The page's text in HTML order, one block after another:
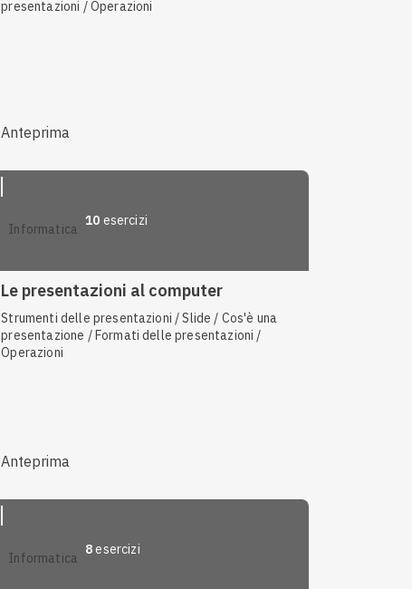
presentazioni / Operazioni
Anteprima
informatica
10 esercizi
Le presentazioni al computer
Strumenti delle presentazioni / Slide / Cos'è una
presentazione / Formati delle presentazioni /
Operazioni
Anteprima
informatica
8 esercizi